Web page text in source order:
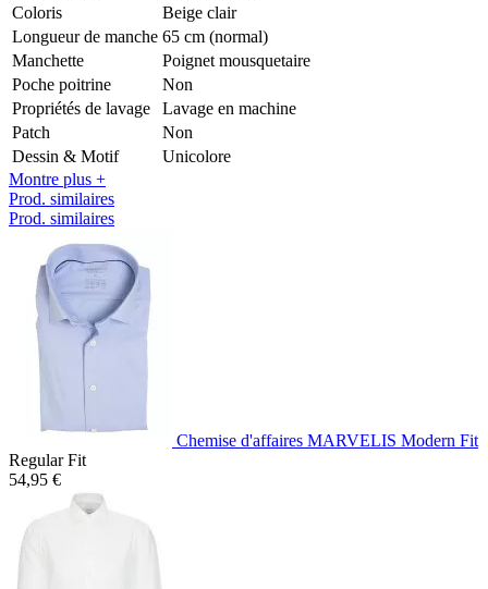
Coloris
Beige clair
Longueur de manche 65 cm (normal)
Manchette
Poignet mousquetaire
Poche poitrine
Non
Propriétés de lavage
Lavage en machine
Patch
Non
Dessin & Motif
Unicolore
Montre plus +
Prod. similaires
Prod. similaires
Chemise d'affaires MARVELIS Modern Fit
Regular Fit
54,95 €